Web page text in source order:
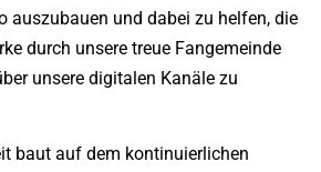
auszubauen und dabei zu helfen, die
durch unsere treue Fangemeinde
unsere digitalen Kanäle zu
baut auf dem kontinuierlichen